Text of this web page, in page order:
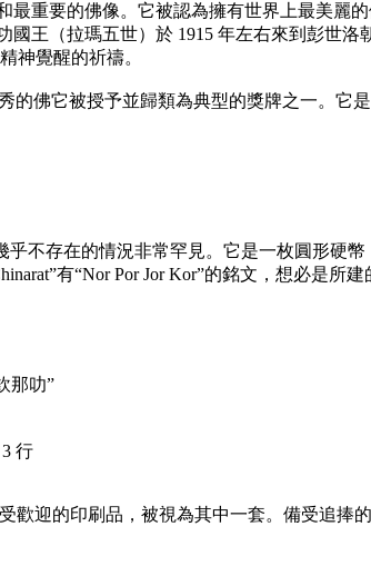
和最重要的佛像。它被認為擁有世界上最美
國王（拉瑪五世）於 1915 年左右來到彭
神覺醒的祈禱。
的佛它被授予並歸類為典型的獎牌之一。它
不存在的情況非常罕見。它是一枚圓形硬
有“Nor Por Jor Kor”的銘文，想必是所
那叻”
行
歡迎的印刷品，被視為其中一套。備受追捧的